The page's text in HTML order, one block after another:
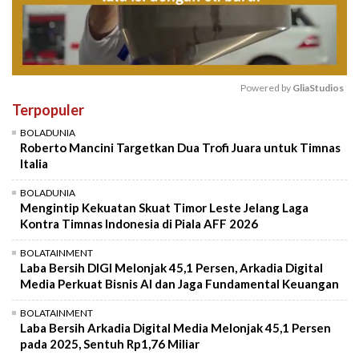
Powered by GliaStudios
Terpopuler
BOLADUNIA
Roberto Mancini Targetkan Dua Trofi Juara untuk Timnas
Italia
BOLADUNIA
Mengintip Kekuatan Skuat Timor Leste Jelang Laga
Kontra Timnas Indonesia di Piala AFF 2026
BOLATAINMENT
Laba Bersih DIGI Melonjak 45,1 Persen, Arkadia Digital
Media Perkuat Bisnis AI dan Jaga Fundamental Keuangan
BOLATAINMENT
Laba Bersih Arkadia Digital Media Melonjak 45,1 Persen
pada 2025, Sentuh Rp1,76 Miliar